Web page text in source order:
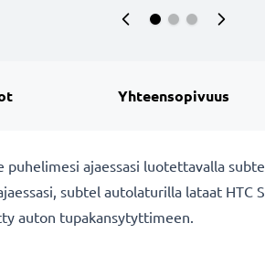
Yhteensopivuus
puhelimesi ajaessasi luotettavalla
subtel autolaturilla lataat HTC
auton tupakansytyttimeen.